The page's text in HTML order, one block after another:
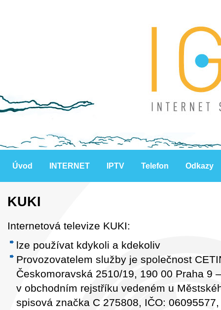
Úvod INTERNET IPTV Telefon Odkazy
KUKI
Internetová televize KUKI:
lze používat kdykoli a kdekoliv
Provozovatelem služby je společnost
Českomoravská 2510/19, 190 00 Praha 9
v obchodním rejstříku vedeném u
spisová značka C 275808, IČO: